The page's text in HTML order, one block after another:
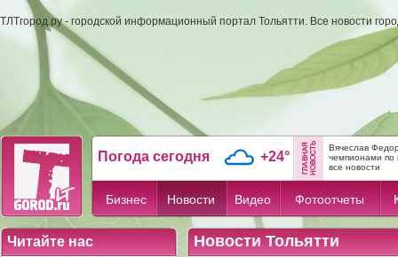
ТЛТгород.ру - городской информационный портал Тольятти. Все новости
Погода сегодня +24°
Вячеслав
чемпионами по
все новости
Бизнес Новости Видео Фотоотчеты
Читайте нас Новости Тольятти